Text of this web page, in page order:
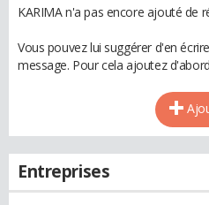
KARIMA n'a pas encore ajouté de
Vous pouvez lui suggérer d'en
message. Pour cela ajoutez
Entreprises